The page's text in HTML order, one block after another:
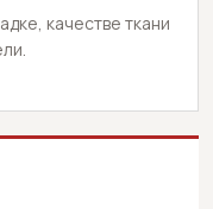
качестве ткани